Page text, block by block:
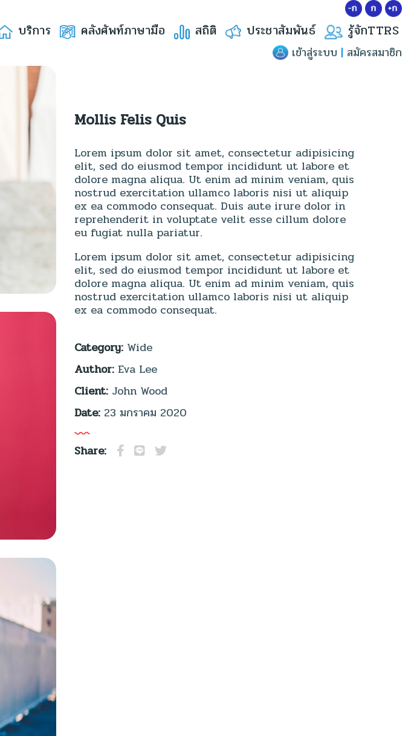
บริการ คลังศัพท์ภาษามือ สถิติ ประชาสัมพันธ์ รู้จักTTRS
เข้าสู่ระบบ | สมัครสมาชิก
Mollis Felis Quis
Lorem ipsum dolor sit amet, consectetur adipisicing
elit, sed do eiusmod tempor incididunt ut labore et
dolore magna aliqua. Ut enim ad minim veniam, quis
nostrud exercitation ullamco laboris nisi ut aliquip
ex ea commodo consequat. Duis aute irure dolor in
reprehenderit in voluptate velit esse cillum dolore
eu fugiat nulla pariatur.
Lorem ipsum dolor sit amet, consectetur adipisicing
elit, sed do eiusmod tempor incididunt ut labore et
dolore magna aliqua. Ut enim ad minim veniam, quis
nostrud exercitation ullamco laboris nisi ut aliquip
ex ea commodo consequat.
Category: Wide
Author: Eva Lee
Client: John Wood
Date: 23 มกราคม 2020
Share: